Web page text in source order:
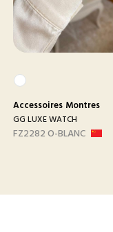
Accessoires Montres
GG LUXE WATCH
FZ2282 O-BLANC